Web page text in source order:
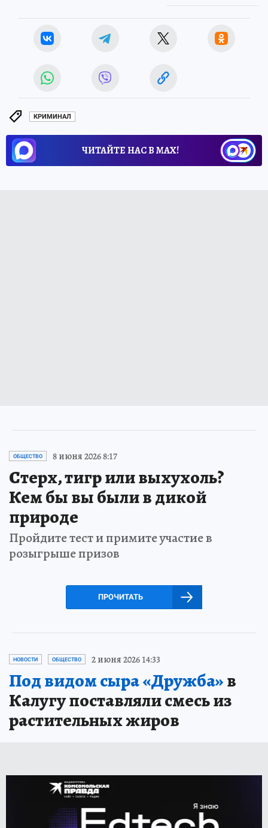
КРИМИНАЛ
ЧИТАЙТЕ НАС В МАХ!
ОБЩЕСТВО 8 июня 2026 8:17
Стерх, тигр или выхухоль?
Кем бы вы были в дикой
природе
Пройдите тест и примите участие в
розыгрыше призов
ПРОЧИТАТЬ
НОВОСТИ ОБЩЕСТВО 2 июня 2026 14:33
Под видом сыра «Дружба»в
Калугу поставляли смесь из
растительных жиров